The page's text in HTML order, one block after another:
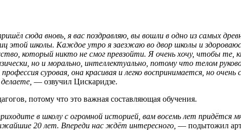
сюда вновь, я вас поздравляю, вы вошли в одно из самых
этой школы. Каждое утро я заезжаю во двор школы и
который никто не смог превзойти. Я очень хочу,
но и морально, интеллектуально, потому что телом
суровая, она красивая и легко воспринимается, но
— озвучил Цискаридзе.
потому что это важная составляющая обучения.
в школу с огромной историей, вам восемь лет
20 лет. Впереди нас ждёт интересного, — подытожил